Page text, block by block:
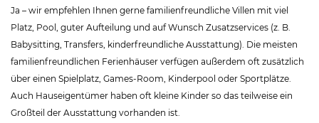
Ja – wir empfehlen Ihnen gerne familienfreundliche Villen mit viel
Platz, Pool, guter Aufteilung und auf Wunsch Zusatzservices (z. B.
Babysitting, Transfers, kinderfreundliche Ausstattung). Die meisten
familienfreundlichen Ferienhäuser verfügen außerdem oft zusätzlich
über einen Spielplatz, Games-Room, Kinderpool oder Sportplätze.
Auch Hauseigentümer haben oft kleine Kinder so das teilweise ein
Großteil der Ausstattung vorhanden ist.